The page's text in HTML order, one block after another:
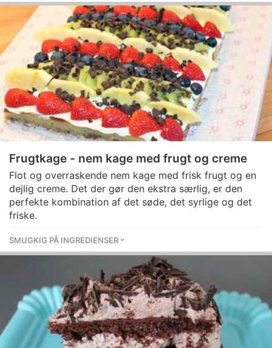
Frugtkage - nem kage med frugt og creme
Flot og overraskende nem kage med frisk frugt og en
dejlig creme. Det der gør den ekstra særlig, er den
perfekte kombination af det søde, det syrlige og det
friske.
SMUGKIG PÅ INGREDIENSER